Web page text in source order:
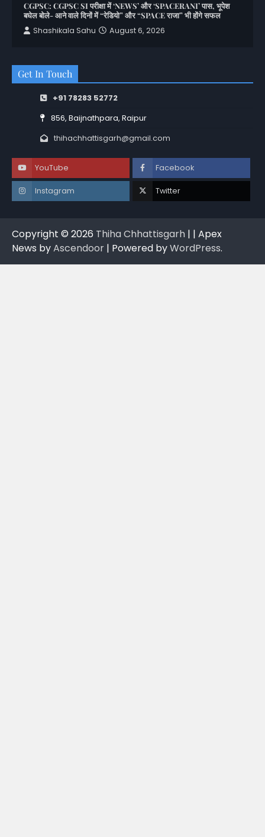
CGPSC: CGPSC SI परीक्षा में ‘NEWS’ और ‘SPACERANI’ पास, भूपेश
बघेल बोले- आने वाले दिनों में “रेडियो” और “SPACE राजा” भी होंगे सफल
Shashikala Sahu
August 6, 2026
Get In Touch
+91 78283 52772
856, Baijnathpara, Raipur
thihachhattisgarh@gmail.com
YouTube Facebook
Instagram Twitter
Copyright © 2026 Thiha Chhattisgarh | | Apex
News byAscendoor | Powered byWordPress.